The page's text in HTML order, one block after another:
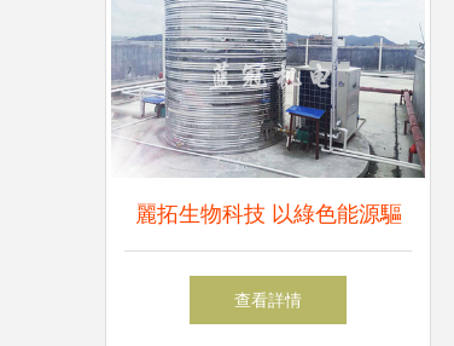
麗拓生物科技 以綠色能源驅
動未來，熱水環保工程圓滿竣
查看詳情